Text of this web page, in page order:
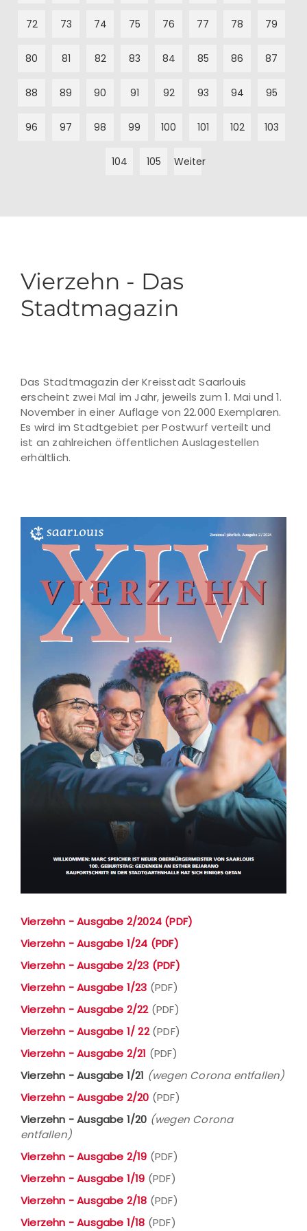
72 73 74 75 76 77 78 79
80 81 82 83 84 85 86 87
88 89 90 91 92 93 94 95
96 97 98 99 100 101 102 103
104 105 Weiter
Vierzehn - Das
Stadtmagazin
Das Stadtmagazin der Kreisstadt Saarlouis
erscheint zwei Mal im Jahr, jeweils zum 1. Mai und 1.
November in einer Auflage von 22.000 Exemplaren.
Es wird im Stadtgebiet per Postwurf verteilt und
ist an zahlreichen öffentlichen Auslagestellen
erhältlich.
Vierzehn - Ausgabe 2/2024 (PDF)
Vierzehn - Ausgabe 1/24 (PDF)
Vierzehn - Ausgabe 2/23 (PDF)
Vierzehn - Ausgabe 1/23 (PDF)
Vierzehn - Ausgabe 2/22 (PDF)
Vierzehn - Ausgabe 1/ 22(PDF)
Vierzehn - Ausgabe 2/21 (PDF)
Vierzehn - Ausgabe 1/21 (wegen Corona entfallen)
Vierzehn - Ausgabe 2/20 (PDF)
Vierzehn - Ausgabe 1/20 (wegen Corona
entfallen)
Vierzehn - Ausgabe 2/19 (PDF)
Vierzehn - Ausgabe 1/19 (PDF)
Vierzehn - Ausgabe 2/18 (PDF)
Vierzehn - Ausgabe 1/18 (PDF)